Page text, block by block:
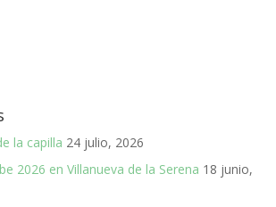
la capilla 24 julio, 2026
2026 en Villanueva de la Serena 18 junio,